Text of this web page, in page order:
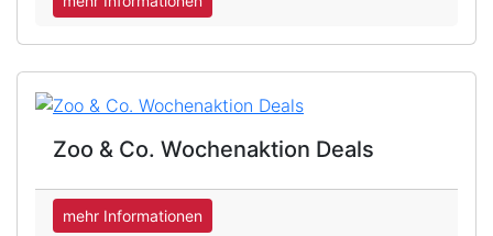
Zoo & Co. Wochenaktion Deals
mehr Informationen